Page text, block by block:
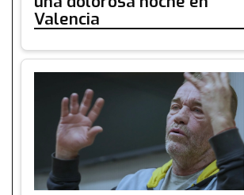
Valencia